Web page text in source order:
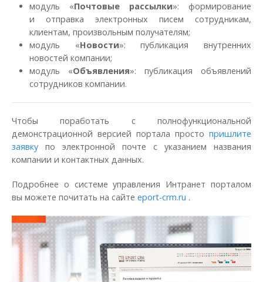
модуль «Почтовые рассылки»: формирование
и отправка электронных писем сотрудникам,
клиентам, произвольным получателям;
модуль «Новости»: публикация внутренних
новостей компании;
модуль «Объявления»: публикация объявлений
сотрудников компании.
Чтобы поработать с полнофункциональной
демонстрационной версией портала просто пришлите
заявку по электронной почте с указанием названия
компании и контактных данных.
Подробнее о системе управления Интранет порталом
вы можете почитать на сайте eport-crm.ru .